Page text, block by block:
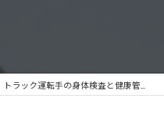
トラック運転手の身体検査と健康管理を徹底解説する京都府向けガイド